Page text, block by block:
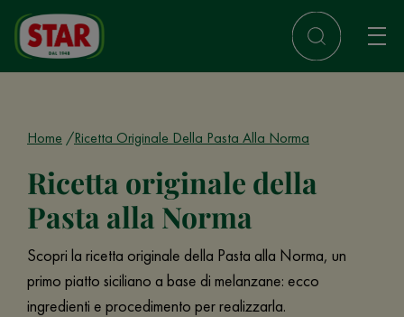
Home Ricetta Originale Della Pasta Alla Norma
Ricetta originale della
Pasta alla Norma
Scopri la ricetta originale della Pasta alla Norma, un
primo piatto siciliano a base di melanzane: ecco
ingredienti e procedimento per realizzarla.